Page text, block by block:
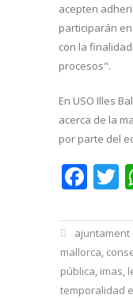
acepten
participarán
con la
procesos".
En USO Illes
acerca de la
por parte del
ajuntament
mallorca,
pública, imas,
temporalidad